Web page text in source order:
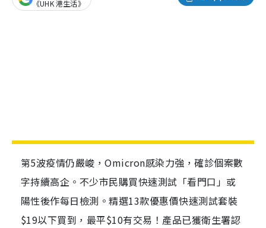
《UHK 港生活》
第5波疫情仍嚴峻，Omicron感染力強，確診個案數
字持續高企。不少市民購買快速測試「看門口」或
陽性後作每日檢測。精選13款優惠價快速測試套裝
$19以下買到，最平$10有交易！產品已獲衛生署認